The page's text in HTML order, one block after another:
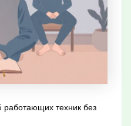
работающих техник без